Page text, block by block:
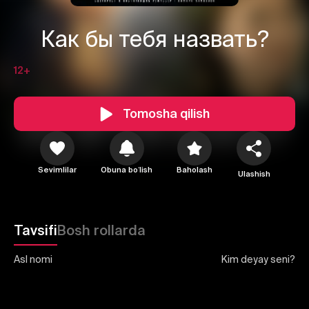
Как бы тебя назвать?
12+
Tomosha qilish
Sevimlilar Obuna boʻlish Baholash Ulashish
TavsifiBosh rollarda
Asl nomi Kim deyay seni?
1 2 3
Yuborish
Bekor qilish Tizimga kirish